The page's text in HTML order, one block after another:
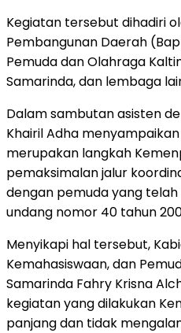
Kegiatan tersebut dihadiri
Pembangunan Daerah
Pemuda dan Olahraga
Samarinda, dan lembaga
Dalam sambutan asisten
Khairil Adha
merupakan langkah
pemaksimalan jalur
dengan pemuda yang
undang nomor 40 tahun
Menyikapi hal tersebut,
Kemahasiswaan, dan
Samarinda Fahry Krisna
kegiatan yang dilakukan
panjang dan tidak